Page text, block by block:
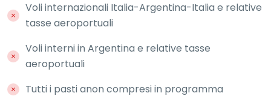
Voli internazionali Italia-Argentina-Italia e relative
tasse aeroportuali
Voli interni in Argentina e relative tasse
aeroportuali
Tutti i pasti anon compresi in programma